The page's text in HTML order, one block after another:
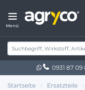
Menü
0931 87 09
Startseite Ersatzteile